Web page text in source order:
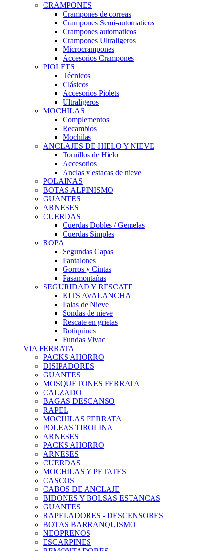
CRAMPONES
Crampones de correas
Crampones Semi-automaticos
Crampones automaticos
Crampones Ultraligeros
Microcrampones
Accesorios Crampones
PIOLETS
Técnicos
Clásicos
Accesorios Piolets
Ultraligeros
MOCHILAS
Complementos
Recambios
Mochilas
ANCLAJES DE HIELO Y NIEVE
Tornillos de Hielo
Accesorios
Anclas y estacas de nieve
POLAINAS
BOTAS ALPINISMO
GUANTES
ARNESES
CUERDAS
Cuerdas Dobles / Gemelas
Cuerdas Simples
ROPA
Segundas Capas
Pantalones
Gorros y Cintas
Pasamontañas
SEGURIDAD Y RESCATE
KITS AVALANCHA
Palas de Nieve
Sondas de nieve
Rescate en grietas
Botiquines
Fundas Vivac
VIA FERRATA
PACKS AHORRO
DISIPADORES
GUANTES
MOSQUETONES FERRATA
CALZADO
BAGAS DESCANSO
RAPEL
MOCHILAS FERRATA
POLEAS TIROLINA
ARNESES
PACKS AHORRO
ARNESES
CUERDAS
MOCHILAS Y PETATES
CASCOS
CABOS DE ANCLAJE
BIDONES Y BOLSAS ESTANCAS
GUANTES
RAPELADORES - DESCENSORES
BOTAS BARRANQUISMO
NEOPRENOS
ESCARPINES